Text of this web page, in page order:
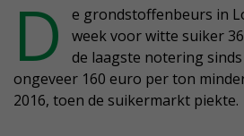
D
e grondstoffenbeurs in
week voor witte suiker
de laagste notering
ongeveer 160 euro per ton
2016, toen de suikermarkt piekte.